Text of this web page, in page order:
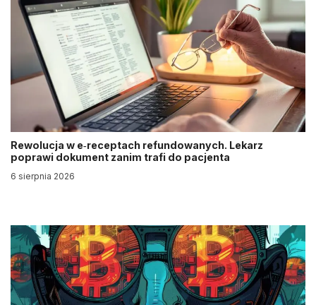
Rewolucja w e‑receptach refundowanych. Lekarz
poprawi dokument zanim trafi do pacjenta
6 sierpnia 2026